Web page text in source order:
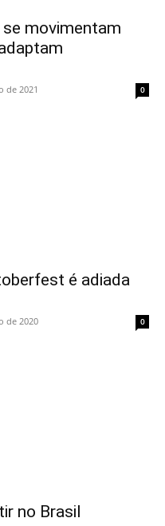
movimentam
de 2021 0
é adiada
de 2020 0
no Brasil